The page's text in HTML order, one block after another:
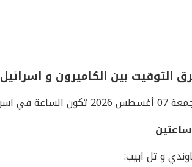
التوقيت بين الكاميرون و اسرائيل
في اسرائيل
و تل ابيب: